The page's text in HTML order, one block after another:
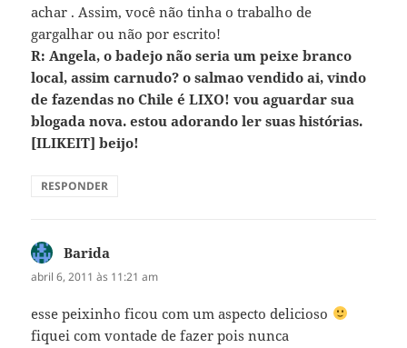
achar . Assim, você não tinha o trabalho de
gargalhar ou não por escrito!
R: Angela, o badejo não seria um peixe branco
local, assim carnudo? o salmao vendido ai, vindo
de fazendas no Chile é LIXO! vou aguardar sua
blogada nova. estou adorando ler suas histórias.
[ILIKEIT] beijo!
RESPONDER
Barida
abril 6, 2011 às 11:21 am
esse peixinho ficou com um aspecto delicioso
fiquei com vontade de fazer pois nunca